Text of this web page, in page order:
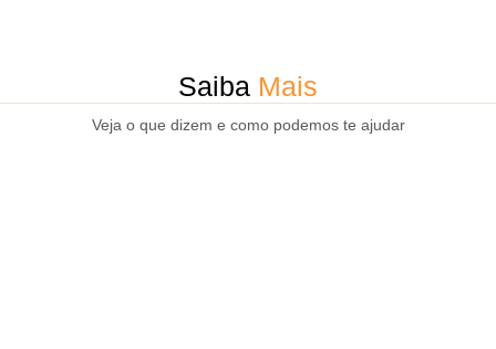
Saiba Mais
Veja o que dizem e como podemos te ajudar